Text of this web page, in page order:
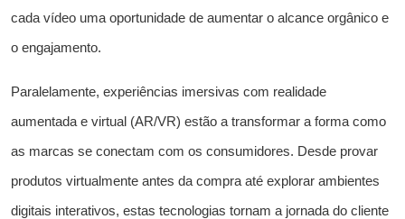
cada vídeo uma oportunidade de aumentar o alcance orgânico e
o engajamento.
Paralelamente, experiências imersivas com realidade
aumentada e virtual (AR/VR) estão a transformar a forma como
as marcas se conectam com os consumidores. Desde provar
produtos virtualmente antes da compra até explorar ambientes
digitais interativos, estas tecnologias tornam a jornada do cliente